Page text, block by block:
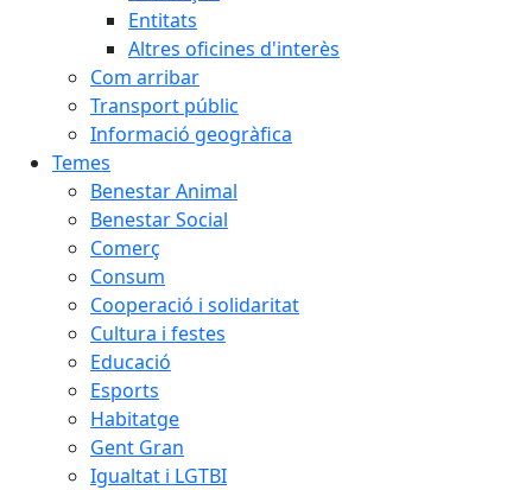
Entitats
Altres oficines d'interès
Com arribar
Transport públic
Informació geogràfica
Temes
Benestar Animal
Benestar Social
Comerç
Consum
Cooperació i solidaritat
Cultura i festes
Educació
Esports
Habitatge
Gent Gran
Igualtat i LGTBI